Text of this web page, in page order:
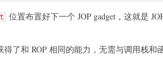
位置布置好下一个 JOP gadget，这就是
了和 ROP 相同的能力，无需与调用栈和